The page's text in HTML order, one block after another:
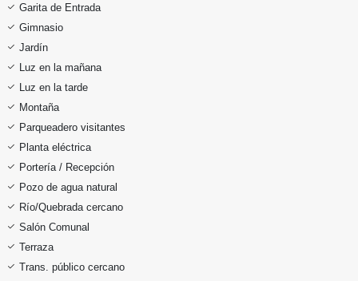
Garita de Entrada
Gimnasio
Jardín
Luz en la mañana
Luz en la tarde
Montaña
Parqueadero visitantes
Planta eléctrica
Portería / Recepción
Pozo de agua natural
Río/Quebrada cercano
Salón Comunal
Terraza
Trans. público cercano